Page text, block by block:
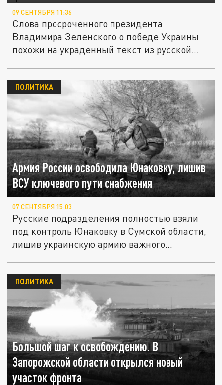
09 СЕНТЯБРЯ 11:36
Слова просроченного президента
Владимира Зеленского о победе Украины
похожи на украденный текст из русской...
Армия России освободила Юнаковку, лишив
ВСУ ключевого пути снабжения
ПОЛИТИКА
07 СЕНТЯБРЯ 15:03
Русские подразделения полностью взяли
под контроль Юнаковку в Сумской области,
лишив украинскую армию важного...
Большой шаг к освобождению. В
Запорожской области открылся новый
участок фронта
ПОЛИТИКА